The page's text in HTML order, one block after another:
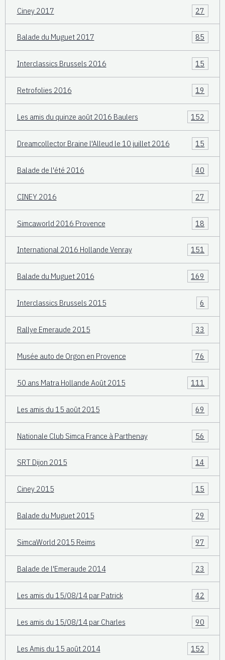
Ciney 2017 27
Balade du Muguet 2017 85
Interclassics Brussels 2016 15
Retrofolies 2016 19
Les amis du quinze août 2016 Baulers 152
Dreamcollector Braine l'Alleud le 10 juillet 2016 15
Balade de l'été 2016 40
CINEY 2016 27
Simcaworld 2016 Provence 18
International 2016 Hollande Venray 151
Balade du Muguet 2016 169
Interclassics Brussels 2015 6
Rallye Emeraude 2015 33
Musée auto de Orgon en Provence 76
50 ans Matra Hollande Août 2015 111
Les amis du 15 août 2015 69
Nationale Club Simca France à Parthenay 56
SRT Dijon 2015 14
Ciney 2015 15
Balade du Muguet 2015 29
SimcaWorld 2015 Reims 97
Balade de l'Emeraude 2014 23
Les amis du 15/08/14 par Patrick 42
Les amis du 15/08/14 par Charles 90
Les Amis du 15 août 2014 152